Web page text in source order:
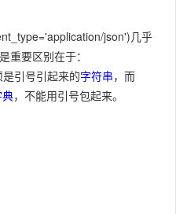
json')几乎
重要区别在于：
引号引起来的字符串，而
典，不能用引号包起来。